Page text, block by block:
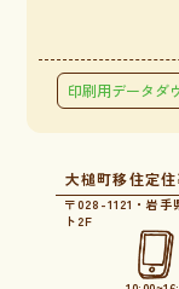
印刷用データダ
大槌町移住定
〒028-1121・岩
ト2F